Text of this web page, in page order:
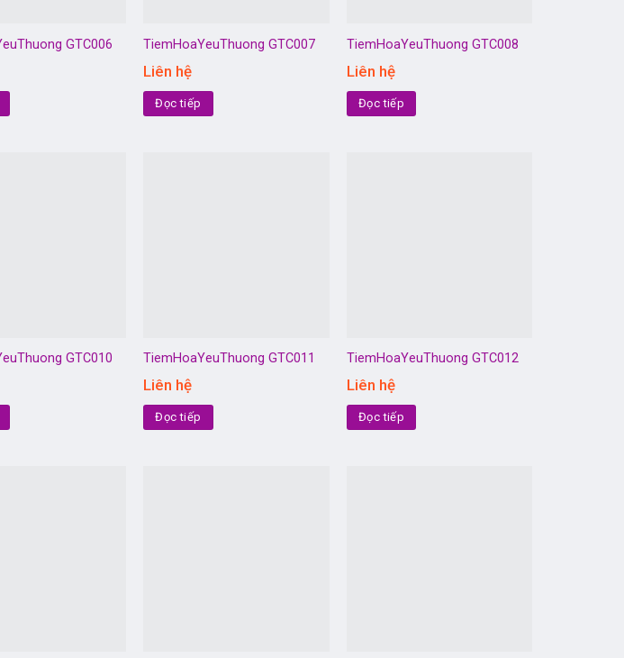
GTC006 TiemHoaYeuThuong GTC007
Liên hệ
Đọc tiếp
TiemHoaYeuThuong GTC008
Liên hệ
Đọc tiếp
GTC010 TiemHoaYeuThuong GTC011
Liên hệ
Đọc tiếp
TiemHoaYeuThuong GTC012
Liên hệ
Đọc tiếp